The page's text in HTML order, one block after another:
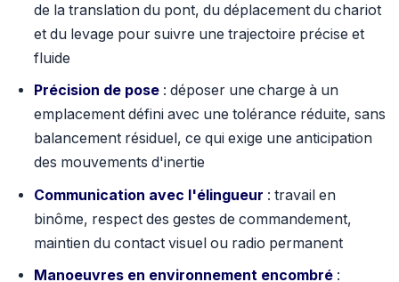
de la translation du pont, du déplacement du chariot
et du levage pour suivre une trajectoire précise et
fluide
Précision de pose: déposer une charge à un
emplacement défini avec une tolérance réduite, sans
balancement résiduel, ce qui exige une anticipation
des mouvements d'inertie
Communication avec l'élingueur : travail en
binôme, respect des gestes de commandement,
maintien du contact visuel ou radio permanent
Manoeuvres en environnement encombré: